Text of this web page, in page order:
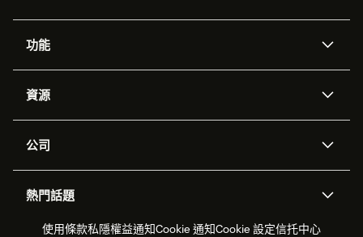
功能
Zendesk人工智能
工單處理
即時交談
客戶入口網站
資源
應用程式介面和開發者
客戶案例
合作夥伴
專業服務
公司
職位空缺
可持續發展報告
Zendesk基金會
熱門話題
2026年客戶體驗趨勢 產品最新消息
使用條款私隱權益通知Cookie 通知Cookie 設定信托中心